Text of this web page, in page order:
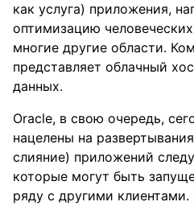
как услуга) приложения,
оптимизацию
многие другие области.
представляет облачный
данных.
Oracle, в свою очередь,
нацелены на
слияние) приложений
которые могут быть
ряду с другими